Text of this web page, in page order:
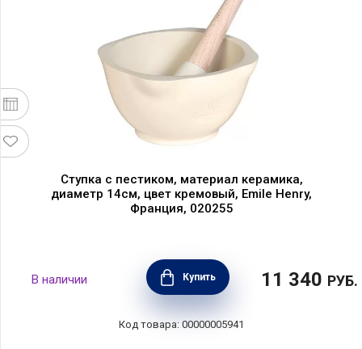
Ступка с пестиком, материал керамика,
диаметр 14см, цвет кремовый, Emile Henry,
Франция, 020255
В наличии Купить 11 340 РУБ.
Код товара: 00000005941